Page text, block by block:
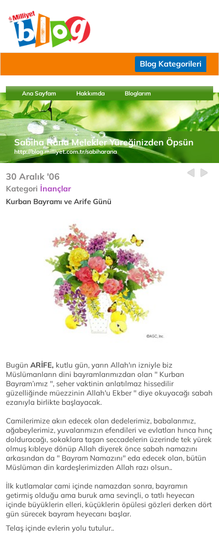
Blog Kategorileri
Ana Sayfam Hakkımda Bloglarım
Sabiha Rana Melekler Yüreğinizden Öpsün
http://blog.milliyet.com.tr/sabiharana
30 Aralık '06
Kategori İnançlar
Kurban Bayramı ve Arife Günü
Bugün ARİFE, kutlu gün, yarın Allah'ın izniyle biz
Müslümanların dini bayramlarımızdan olan '' Kurban
Bayram’ımız '', seher vaktinin anlatılmaz hissedilir
güzelliğinde müezzinin Allah'u Ekber '' diye okuyacağı sabah
ezanıyla birlikte başlayacak.
Camilerimize akın edecek olan dedelerimiz, babalarımız,
ağabeylerimiz, yuvalarımızın efendileri ve evlatları hınca hınç
dolduracağı, sokaklara taşan seccadelerin üzerinde tek yürek
olmuş kıbleye dönüp Allah diyerek önce sabah namazını
arkasından da '' Bayram Namazını'' eda edecek olan, bütün
Müslüman din kardeşlerimizden Allah razı olsun..
İlk kutlamalar cami içinde namazdan sonra, bayramın
getirmiş olduğu ama buruk ama sevinçli, o tatlı heyecan
içinde büyüklerin elleri, küçüklerin öpülesi gözleri derken dört
gün sürecek bayram heyecanı başlar.
Telaş içinde evlerin yolu tutulur..